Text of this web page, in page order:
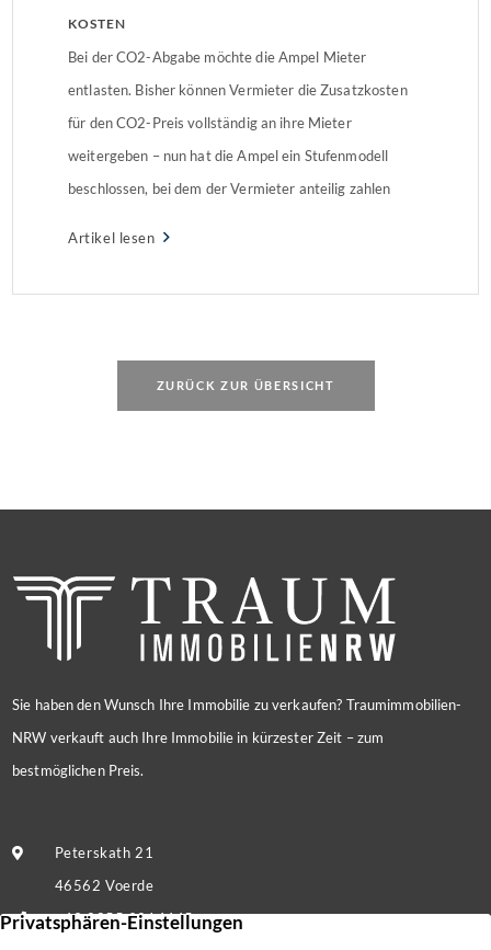
KOSTEN
Bei der CO2-Abgabe möchte die Ampel Mieter
entlasten. Bisher können Vermieter die Zusatzkosten
für den CO2-Preis vollständig an ihre Mieter
weitergeben – nun hat die Ampel ein Stufenmodell
beschlossen, bei dem der Vermieter anteilig zahlen
Artikel lesen
ZURÜCK ZUR ÜBERSICHT
Sie haben den Wunsch Ihre Immobilie zu verkaufen? Traumimmobilien-
NRW verkauft auch Ihre Immobilie in kürzester Zeit – zum
bestmöglichen Preis.
Peterskath 21
46562 Voerde
+49 2855 9214445